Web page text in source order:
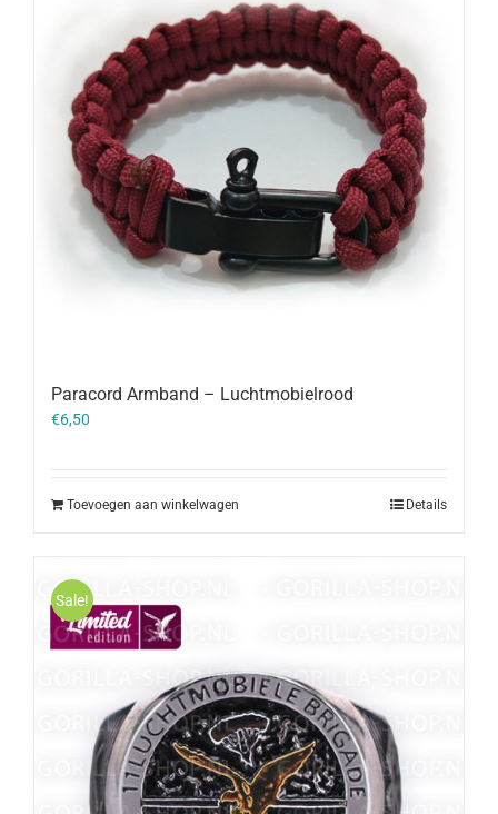
Paracord Armband – Luchtmobielrood
€6,50
Toevoegen aan winkelwagen Details
Sale!